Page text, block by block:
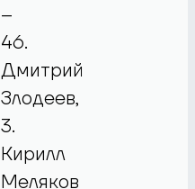
–
46.
Дмитрий
Злодеев,
3.
Кирилл
Меляков